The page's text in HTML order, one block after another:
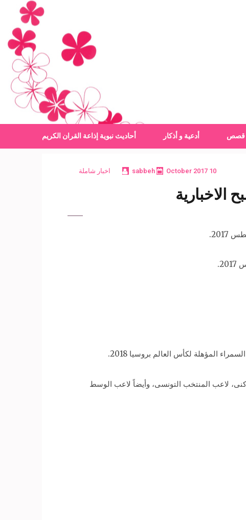
قصص أدعية و أذكار أحاديث نبوية إذاعة القران الكريم
10 October 2017
sabbeh اخبار شاملة
لاعب المنتخب التونسى، وأيضاً لاعب الوسط